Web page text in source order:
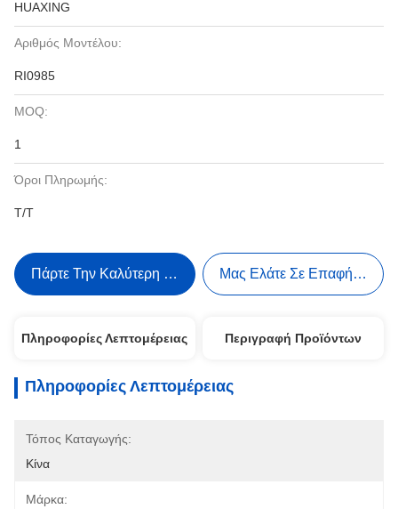
HUAXING
Αριθμός Μοντέλου:
RI0985
MOQ:
1
Όροι Πληρωμής:
Τ/Τ
Πάρτε Την Καλύτερη Τιμή Μας Ελάτε Σε Επαφή Με
Πληροφορίες Λεπτομέρειας Περιγραφή Προϊόντων
Πληροφορίες Λεπτομέρειας
Τόπος Καταγωγής:
Κίνα
Μάρκα: